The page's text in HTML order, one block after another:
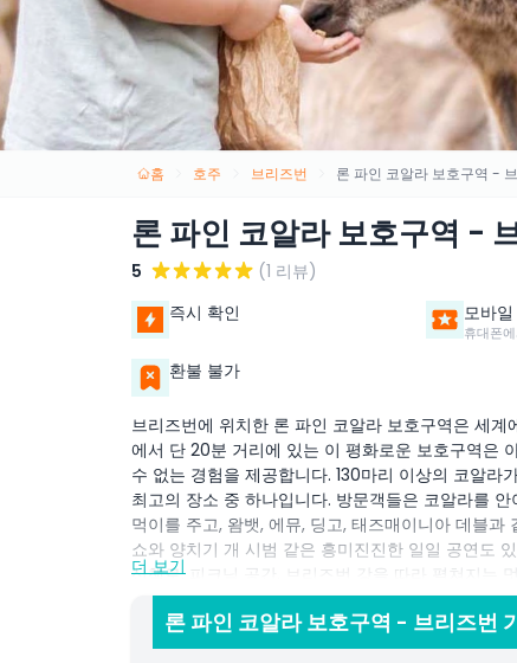
홈 호주 브리즈번 론 파인 코알라 보호구역 -
론 파인 코알라 보호구역 -
5
(1 리뷰)
즉시 확인
모바
휴대폰
환불 불가
브리즈번에 위치한 론 파인 코알라 보호구역은 세
에서 단 20분 거리에 있는 이 평화로운 보호구역은
수 없는 경험을 제공합니다. 130마리 이상의 코알
최고의 장소 중 하나입니다. 방문객들은 코알라를
먹이를 주고, 왐뱃, 에뮤, 딩고, 태즈매이니아 데블
쇼와 양치기 개 시범 같은 흥미진진한 일일 공연도
산책로, 피크닉 공간, 브리즈번 강을 따라 펼쳐지는
리, 지속 가능성에 중점을 두고 있습니다. 자동차,
구역 방문은 브리즈번에서 할 수 있는 최고의 활동
원하는 모든 이에게 꼭 방문해야 할 목적지입니다.
더 보기
론 파인 코알라 보호구역 - 브리즈번